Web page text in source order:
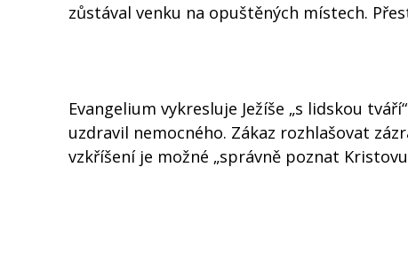
zůstával venku na opuštěných místech.
Evangelium vykresluje Ježíše „s lidskou
uzdravil nemocného. Zákaz rozhlašovat
vzkříšení je možné „správně poznat